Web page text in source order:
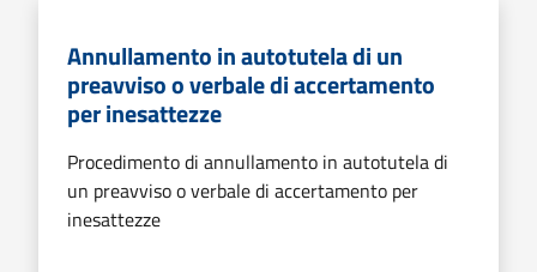
Annullamento in autotutela di un
preavviso o verbale di accertamento
per inesattezze
Procedimento di annullamento in autotutela di
un preavviso o verbale di accertamento per
inesattezze